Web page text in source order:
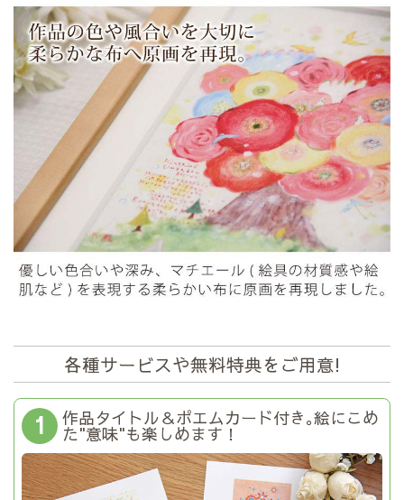
各種サービスや無料特典をご用意!
1 作品タイトル＆ポエムカード付き｡絵にこめ
た"意味"も楽しめます！